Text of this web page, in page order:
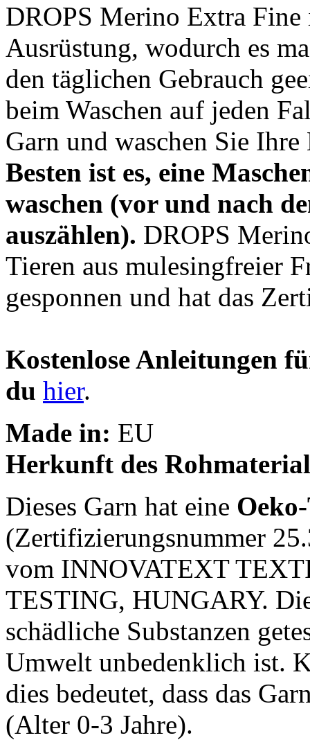
DROPS Merino Extra Fine
Ausrüstung, wodurch es
den täglichen Gebrauch
beim Waschen auf jeden
Garn und waschen Sie
Besten ist es, eine
waschen (vor und nach
auszählen). DROPS
Tieren aus mulesingfreier
gesponnen und hat das
Kostenlose Anleitungen
du hier.
Made in: EU
Herkunft des
Dieses Garn hat eine
(Zertifizierungsnummer
vom INNOVATEXT
TESTING, HUNGARY.
schädliche Substanzen
Umwelt unbedenklich ist.
dies bedeutet, dass das
(Alter 0-3 Jahre).